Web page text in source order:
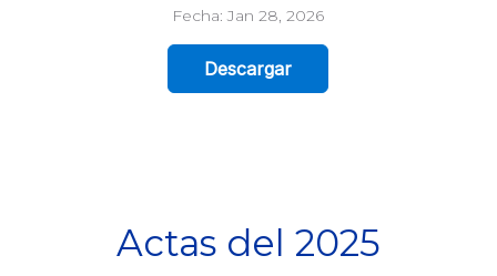
Fecha: Jan 28, 2026
Descargar
Actas del 2025